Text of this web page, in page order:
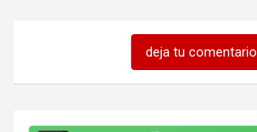
deja tu comentario